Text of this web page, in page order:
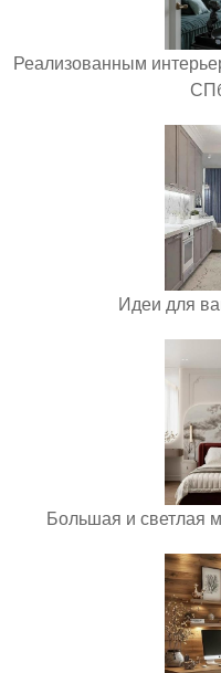
Реализованным
Идеи для
Большая и светлая